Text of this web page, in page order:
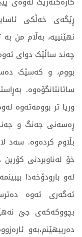
ڕێگەی خەڵکی
نهێنییە، بەڵام من
چەند ساڵێک دوای
بووم، و کەسێک
ساتانتانگۆەوە.
وریا تر بوومەتەوە
ڕەسەنی جەنگ و
بڵاوم کردەوە. سەد
خۆ لەناوبردنی
لەو بارودۆخەدا
ئەگەری ئەوە
بچووکەکەی جێ
دەریبهێنم،بەو